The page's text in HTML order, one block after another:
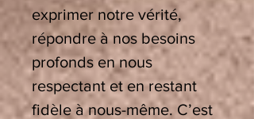
exprimer notre vérité,
répondre à nos besoins
profonds en nous
respectant et en restant
fidèle à nous-même. C’est